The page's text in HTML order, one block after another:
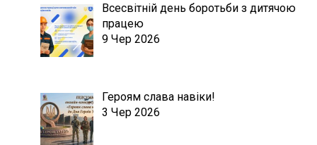
Всесвітній день боротьби з дитячою
працею
9 Чер 2026
Героям слава навіки!
3 Чер 2026